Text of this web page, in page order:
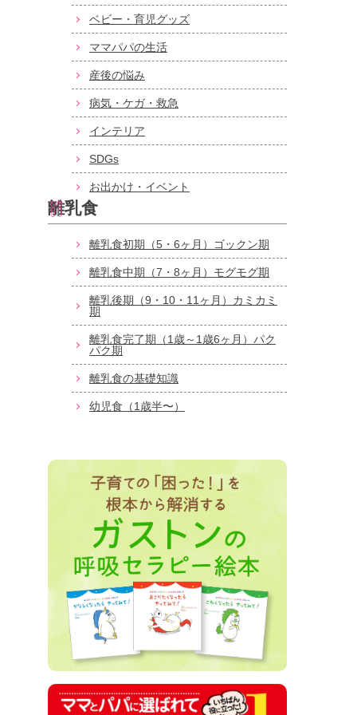
ベビー・育児グッズ
ママパパの生活
産後の悩み
病気・ケガ・救急
インテリア
SDGs
お出かけ・イベント
離乳食
離乳食初期（5・6ヶ月）ゴックン期
離乳食中期（7・8ヶ月）モグモグ期
離乳後期（9・10・11ヶ月）カミカミ
期
離乳食完了期（1歳～1歳6ヶ月）パク
パク期
離乳食の基礎知識
幼児食（1歳半〜）